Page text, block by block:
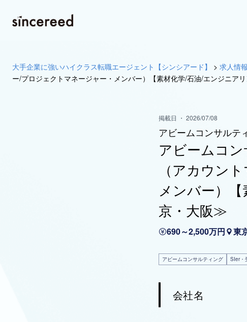
大手企業に強いハイクラス転職エージェント【シンシアード】 > 求人情報
ー/プロジェクトマネージャー・メンバー）【素材化学/石油/エンジニア
掲載日 ・ 2026/07/08
アビームコンサルテ
アビームコ
（アカウン
メンバー）
京・大阪≫
690～2,500万円 東
アビームコンサルティング SIer・
会社名